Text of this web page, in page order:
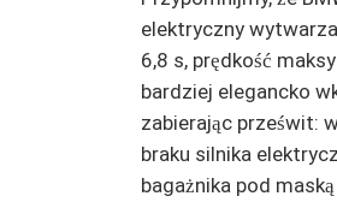
elektryczny
6,8 s, prędkość
bardziej elegancko
zabierając prześwit:
braku silnika
bagażnika pod